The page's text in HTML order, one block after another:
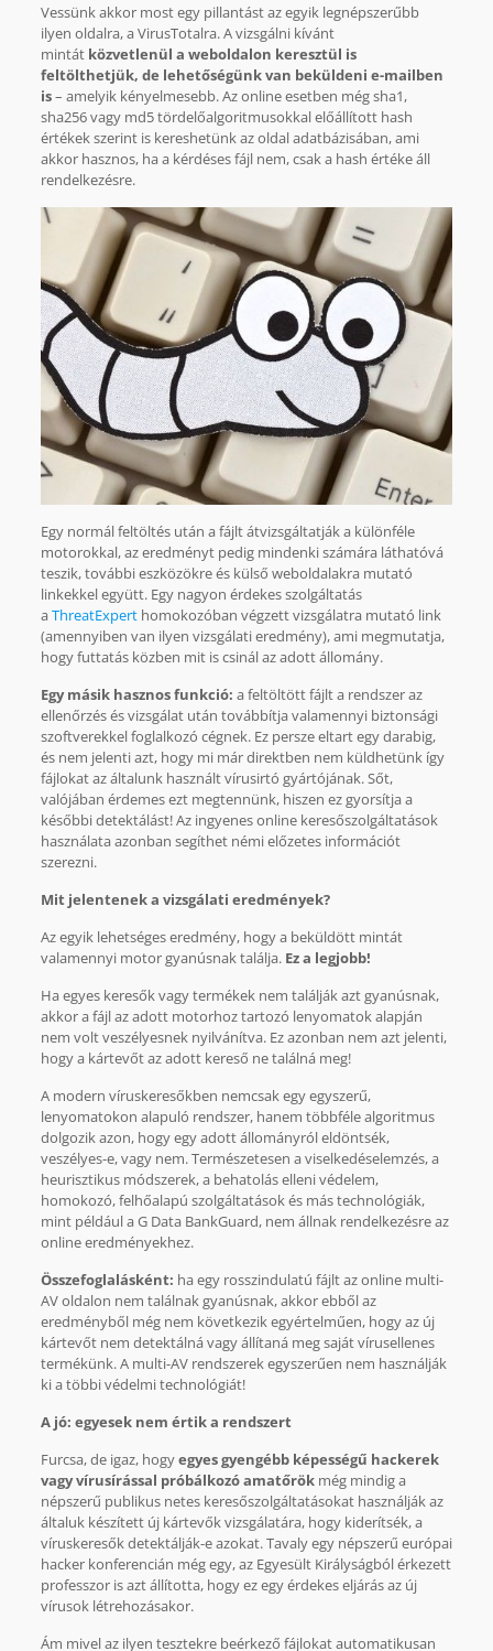
Vessünk akkor most egy pillantást az egyik legnépszerűbb
ilyen oldalra, a VirusTotalra. A vizsgálni kívánt
mintát közvetlenül a weboldalon keresztül is
feltölthetjük, de lehetőségünk van beküldeni e-mailben
is– amelyik kényelmesebb. Az online esetben még sha1,
sha256 vagy md5 tördelőalgoritmusokkal előállított hash
értékek szerint is kereshetünk az oldal adatbázisában, ami
akkor hasznos, ha a kérdéses fájl nem, csak a hash értéke áll
rendelkezésre.
Egy normál feltöltés után a fájlt átvizsgáltatják a különféle
motorokkal, az eredményt pedig mindenki számára láthatóvá
teszik, további eszközökre és külső weboldalakra mutató
linkekkel együtt. Egy nagyon érdekes szolgáltatás
aThreatExpert homokozóban végzett vizsgálatra mutató link
(amennyiben van ilyen vizsgálati eredmény), ami megmutatja,
hogy futtatás közben mit is csinál az adott állomány.
Egy másik hasznos funkció: a feltöltött fájlt a rendszer az
ellenőrzés és vizsgálat után továbbítja valamennyi biztonsági
szoftverekkel foglalkozó cégnek. Ez persze eltart egy darabig,
és nem jelenti azt, hogy mi már direktben nem küldhetünk így
fájlokat az általunk használt vírusirtó gyártójának. Sőt,
valójában érdemes ezt megtennünk, hiszen ez gyorsítja a
későbbi detektálást! Az ingyenes online keresőszolgáltatások
használata azonban segíthet némi előzetes információt
szerezni.
Mit jelentenek a vizsgálati eredmények?
Az egyik lehetséges eredmény, hogy a beküldött mintát
valamennyi motor gyanúsnak találja. Ez a legjobb!
Ha egyes keresők vagy termékek nem találják azt gyanúsnak,
akkor a fájl az adott motorhoz tartozó lenyomatok alapján
nem volt veszélyesnek nyilvánítva. Ez azonban nem azt jelenti,
hogy a kártevőt az adott kereső ne találná meg!
A modern víruskeresőkben nemcsak egy egyszerű,
lenyomatokon alapuló rendszer, hanem többféle algoritmus
dolgozik azon, hogy egy adott állományról eldöntsék,
veszélyes-e, vagy nem. Természetesen a viselkedéselemzés, a
heurisztikus módszerek, a behatolás elleni védelem,
homokozó, felhőalapú szolgáltatások és más technológiák,
mint például a G Data BankGuard, nem állnak rendelkezésre az
online eredményekhez.
Összefoglalásként: ha egy rosszindulatú fájlt az online multi-
AV oldalon nem találnak gyanúsnak, akkor ebből az
eredményből még nem következik egyértelműen, hogy az új
kártevőt nem detektálná vagy állítaná meg saját vírusellenes
termékünk. A multi-AV rendszerek egyszerűen nem használják
ki a többi védelmi technológiát!
A jó: egyesek nem értik a rendszert
Furcsa, de igaz, hogyegyes gyengébb képességű hackerek
vagy vírusírással próbálkozó amatőrökmég mindig a
népszerű publikus netes keresőszolgáltatásokat használják az
általuk készített új kártevők vizsgálatára, hogy kiderítsék, a
víruskeresők detektálják-e azokat. Tavaly egy népszerű európai
hacker konferencián még egy, az Egyesült Királyságból érkezett
professzor is azt állította, hogy ez egy érdekes eljárás az új
vírusok létrehozásakor.
Ám mivel az ilyen tesztekre beérkező fájlokat automatikusan